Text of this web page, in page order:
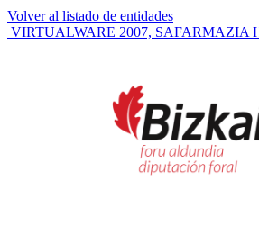
Volver al listado de entidades
Navegación
VIRTUALWARE 2007, SAFARMAZIA